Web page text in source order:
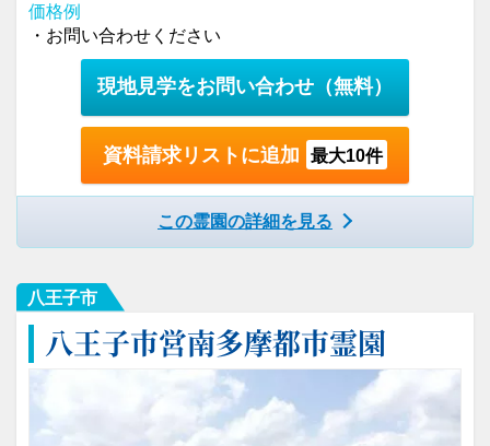
価格例
・お問い合わせください
現地見学をお問い合わせ （無料）
資料請求リストに追加 最大10件
この霊園の詳細を見る
八王子市
八王子市営南多摩都市霊園